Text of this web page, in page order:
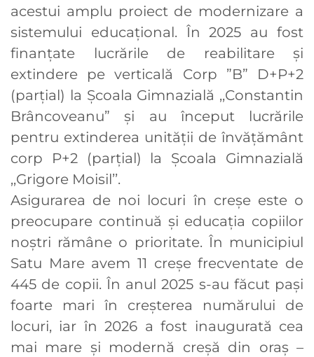
acestui amplu proiect de modernizare a
sistemului educațional. În 2025 au fost
finanțate lucrările de reabilitare și
extindere pe verticală Corp ”B” D+P+2
(parțial) la Școala Gimnazială ,,Constantin
Brâncoveanu” și au început lucrările
pentru extinderea unității de învățământ
corp P+2 (parțial) la Școala Gimnazială
,,Grigore Moisil’’.
Asigurarea de noi locuri în creșe este o
preocupare continuă și educația copiilor
noștri rămâne o prioritate. În municipiul
Satu Mare avem 11 creșe frecventate de
445 de copii. În anul 2025 s-au făcut pași
foarte mari în creșterea numărului de
locuri, iar în 2026 a fost inaugurată cea
mai mare și modernă creșă din oraș –